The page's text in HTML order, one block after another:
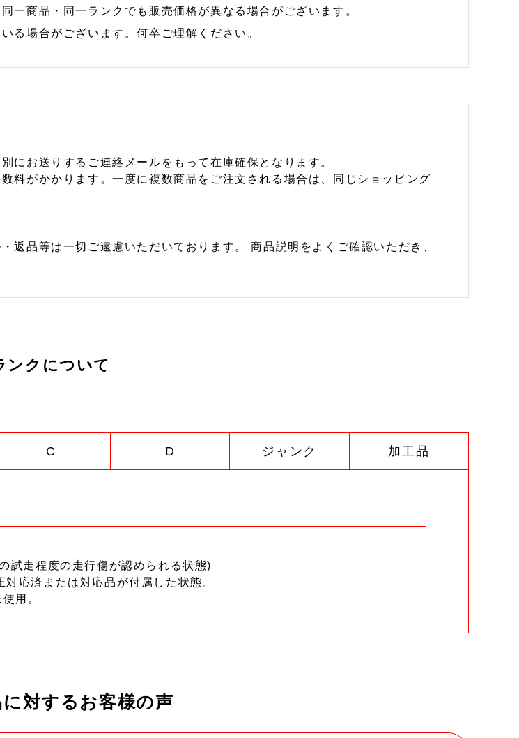
一商品・同一ランクでも販売価格が異なる場合がございます。
る場合がございます。何卒ご理解ください。
にお送りするご連絡メールをもって在庫確保となります。
料がかかります。一度に複数商品をご注文される場合は、同じショッピング
返品等は一切ご遠慮いただいております。 商品説明をよくご確認いただき、
ンクについて
C D ジャンク 加工品
試走程度の走行傷が認められる状態)
応済または対応品が付属した状態。
用。
対するお客様の声